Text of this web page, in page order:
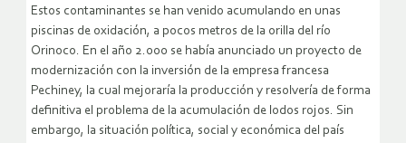
Estos contaminantes se han venido acumulando en unas
piscinas de oxidación, a pocos metros de la orilla del río
Orinoco. En el año 2.000 se había anunciado un proyecto de
modernización con la inversión de la empresa francesa
Pechiney, la cual mejoraría la producción y resolvería de forma
definitiva el problema de la acumulación de lodos rojos. Sin
embargo, la situación política, social y económica del país